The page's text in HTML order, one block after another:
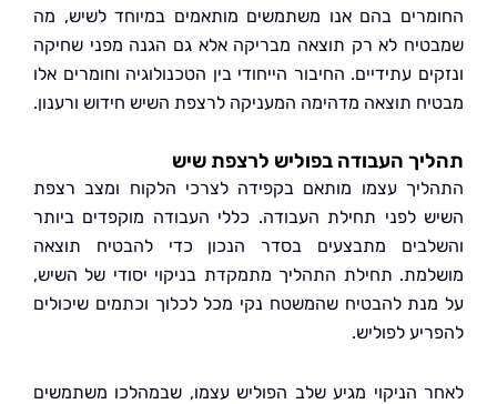
בהם אנו משתמשים מותאמים במיוחד לשיש, מה
לא רק תוצאה מבריקה אלא גם הגנה מפני שחיקה
עתידיים. החיבור הייחודי בין הטכנולוגיה וחומרים אלו
תוצאה מדהימה המעניקה לרצפת השיש חידוש ורענון.
העבודה בפוליש לרצפת שיש
עצמו מותאם בקפידה לצרכי הלקוח ומצב רצפת
לפני תחילת העבודה. כללי העבודה מוקפדים ביותר
מתבצעים בסדר הנכון כדי להבטיח תוצאה
תחילת התהליך מתמקדת בניקוי יסודי של השיש,
להבטיח שהמשטח נקי מכל לכלוך וכתמים שיכולים
לפוליש.
הניקוי מגיע שלב הפוליש עצמו, שבמהלכו משתמשים